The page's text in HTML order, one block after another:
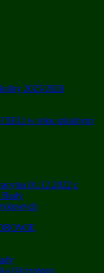
2025/2026
w roku szkolnym
01.12.2022 r.
Budy
Ojczystego